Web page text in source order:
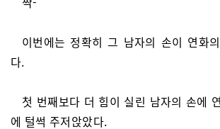
이번에는 정확히 그 남자의 손이 연화
다.
첫 번째보다 더 힘이 실린 남자의 손에
에 털썩 주저앉았다.